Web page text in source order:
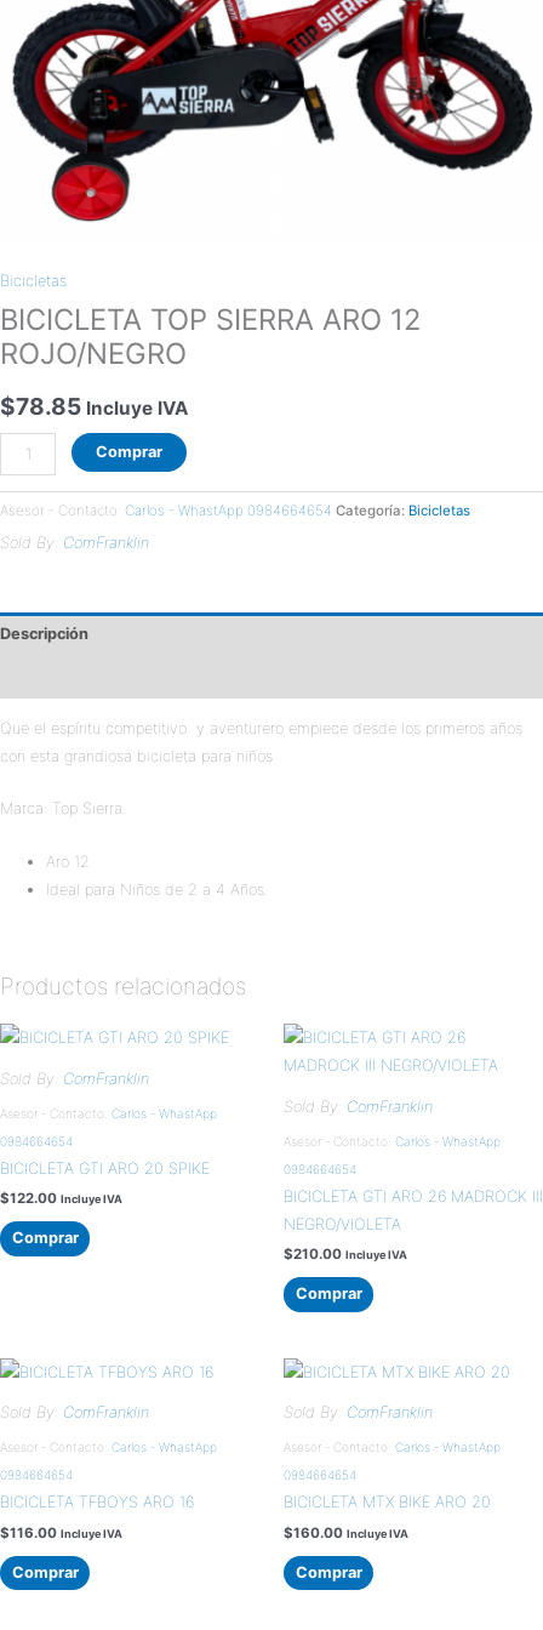
Bicicletas
BICICLETA TOP SIERRA ARO 12
ROJO/NEGRO
$78.85 Incluye IVA
Comprar
Asesor - Contacto: Carlos - WhastApp 0984664654 Categoría: Bicicletas
Sold By: ComFranklin
Descripción
Que el espíritu competitivo y aventurero empiece desde los primeros años
con esta grandiosa bicicleta para niños
Marca: Top Sierra.
Aro 12
Ideal para Niños de 2 a 4 Años.
Productos relacionados
Sold By: ComFranklin
Asesor - Contacto: Carlos - WhastApp
0984664654
BICICLETA GTI ARO 20 SPIKE
$122.00 Incluye IVA
Comprar
Sold By: ComFranklin
Asesor - Contacto: Carlos - WhastApp
0984664654
BICICLETA GTI ARO 26 MADROCK III
NEGRO/VIOLETA
$210.00 Incluye IVA
Comprar
Sold By: ComFranklin
Asesor - Contacto: Carlos - WhastApp
0984664654
BICICLETA TFBOYS ARO 16
$116.00 Incluye IVA
Comprar
Sold By: ComFranklin
Asesor - Contacto: Carlos - WhastApp
0984664654
BICICLETA MTX BIKE ARO 20
$160.00 Incluye IVA
Comprar